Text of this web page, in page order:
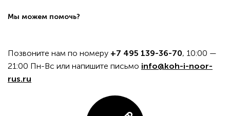
Мы можем помочь?
Позвоните нам по номеру +7 495 139-36-70, 10:00 —
21:00 Пн-Вс или напишите письмо info@koh-i-noor-
rus.ru